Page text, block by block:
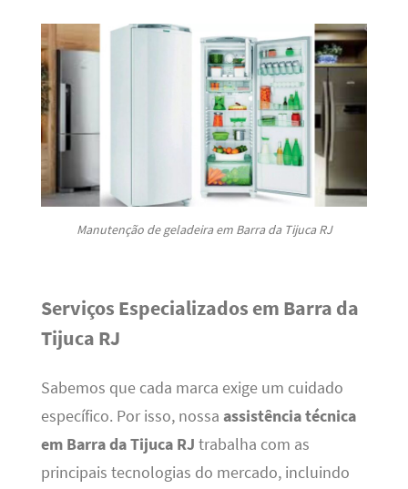
Manutenção de geladeira em Barra da Tijuca RJ
Serviços Especializados em Barra da
Tijuca RJ
Sabemos que cada marca exige um cuidado
específico. Por isso, nossa assistência técnica
em Barra da Tijuca RJ trabalha com as
principais tecnologias do mercado, incluindo